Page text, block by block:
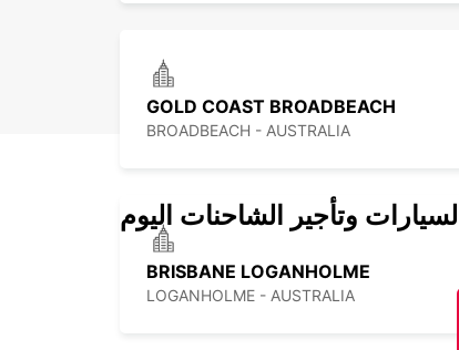
GOLD COAST BROADBEACH
BROADBEACH - AUSTRALIA
BRISBANE LOGANHOLME
LOGANHOLME - AUSTRALIA
وتأجير الشاحنات اليوم